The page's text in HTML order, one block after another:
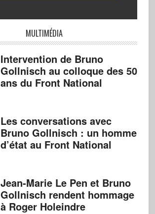
MULTIMÉDIA
Intervention de Bruno
Gollnisch au colloque des 50
ans du Front National
Les conversations avec
Bruno Gollnisch : un homme
d’état au Front National
Jean-Marie Le Pen et Bruno
Gollnisch rendent hommage
à Roger Holeindre